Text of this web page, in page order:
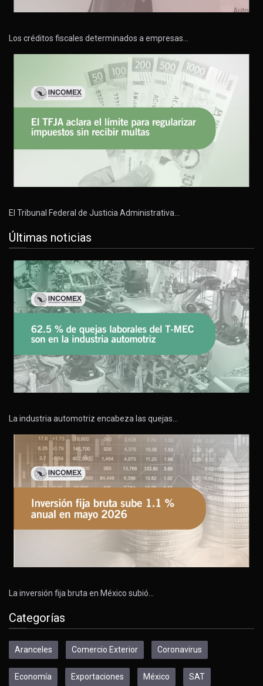
Los créditos fiscales determinados a empresas…
El Tribunal Federal de Justicia Administrativa…
Últimas noticias
La industria automotriz encabeza las quejas…
La inversión fija bruta en México subió…
Categorías
Aranceles Comercio Exterior Coronavirus
Economía Exportaciones México SAT